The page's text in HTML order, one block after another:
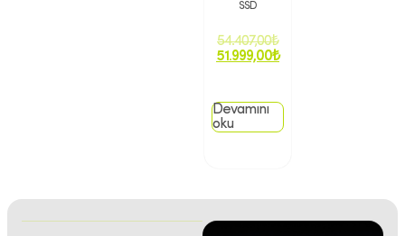
SSD
54.407,00₺
51.999,00₺
Devamını
oku